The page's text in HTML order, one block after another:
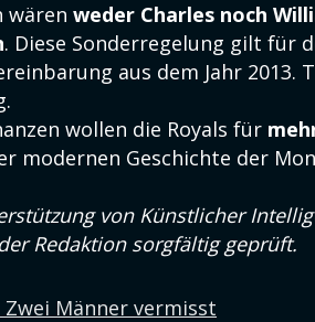
wären weder Charles noch
. Diese Sonderregelung gilt für
aus dem Jahr 2013.
wollen die Royals für
modernen Geschichte der
von Künstlicher
Redaktion sorgfältig geprüft.
Zwei Männer vermisst